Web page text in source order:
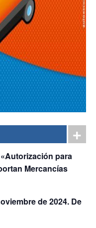
para
Mercancías
de 2024. De